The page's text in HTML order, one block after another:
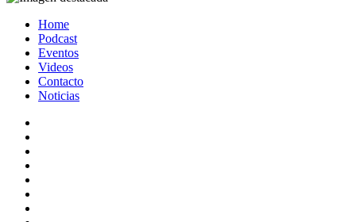
Home
Podcast
Eventos
Videos
Contacto
Noticias